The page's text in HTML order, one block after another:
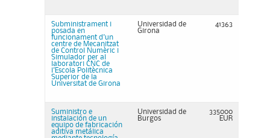
Subministrament i
posada en
funcionament d'un
centre de Mecanitzat
de Control Numèric i
Simulador per al
laboratori CNC de
l'Escola Politècnica
Superior de la
Universitat de Girona
Universidad de
Girona
41363
Suministro e
instalación de un
equipo de fabricación
aditiva metálica
Universidad de
Burgos
335000
EUR